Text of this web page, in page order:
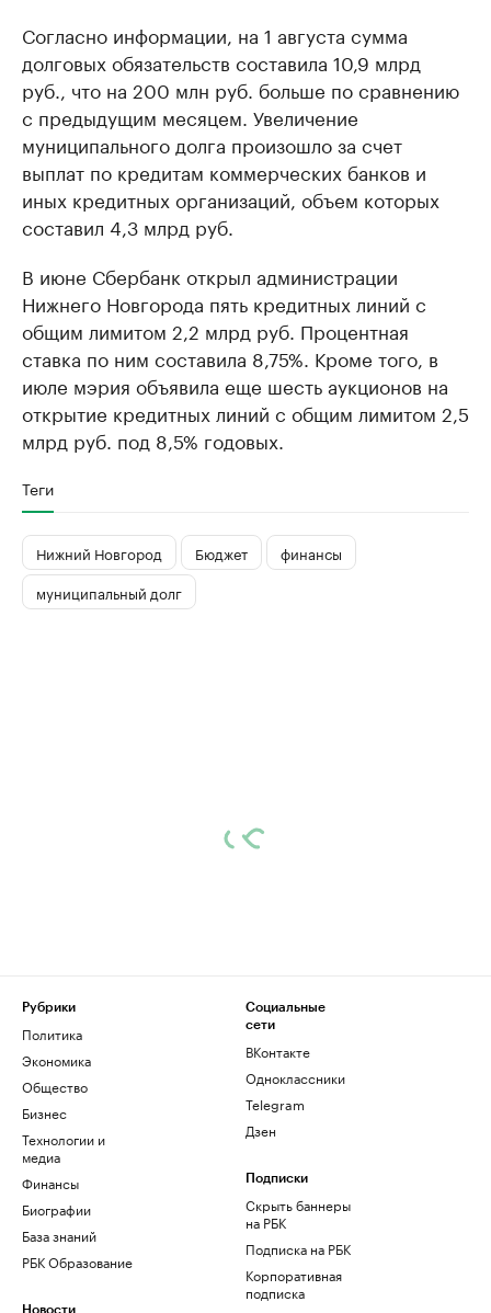
Согласно информации, на 1 августа сумма
долговых обязательств составила 10,9 млрд
руб., что на 200 млн руб. больше по сравнению
с предыдущим месяцем. Увеличение
муниципального долга произошло за счет
выплат по кредитам коммерческих банков и
иных кредитных организаций, объем которых
составил 4,3 млрд руб.
В июне Сбербанк открыл администрации
Нижнего Новгорода пять кредитных линий с
общим лимитом 2,2 млрд руб. Процентная
ставка по ним составила 8,75%. Кроме того, в
июле мэрия объявила еще шесть аукционов на
открытие кредитных линий с общим лимитом 2,5
млрд руб. под 8,5% годовых.
Теги
Нижний Новгород Бюджет
финансы
муниципальный долг
Рубрики
Политика
Экономика
Общество
Бизнес
Технологии и
медиа
Финансы
Биографии
База знаний
РБК Образование
Новости
Социальные
сети
ВКонтакте
Одноклассники
Telegram
Дзен
Подписки
Скрыть баннеры
на РБК
Подписка на РБК
Корпоративная
подписка